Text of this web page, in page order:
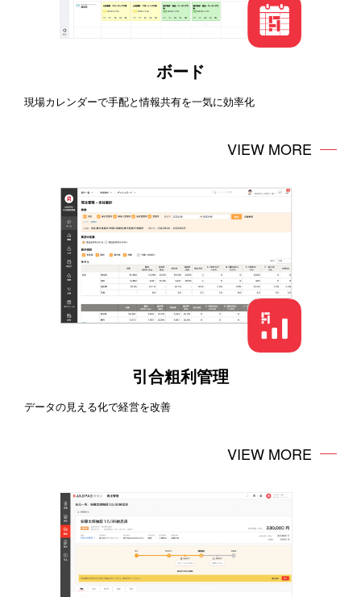
ボード
現場カレンダーで手配と情報共有を一気に効率化
VIEW MORE
引合粗利管理
データの見える化で経営を改善
VIEW MORE